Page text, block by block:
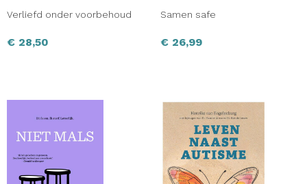
Verliefd onder voorbehoud
€ 28,50
Samen safe
€ 26,99